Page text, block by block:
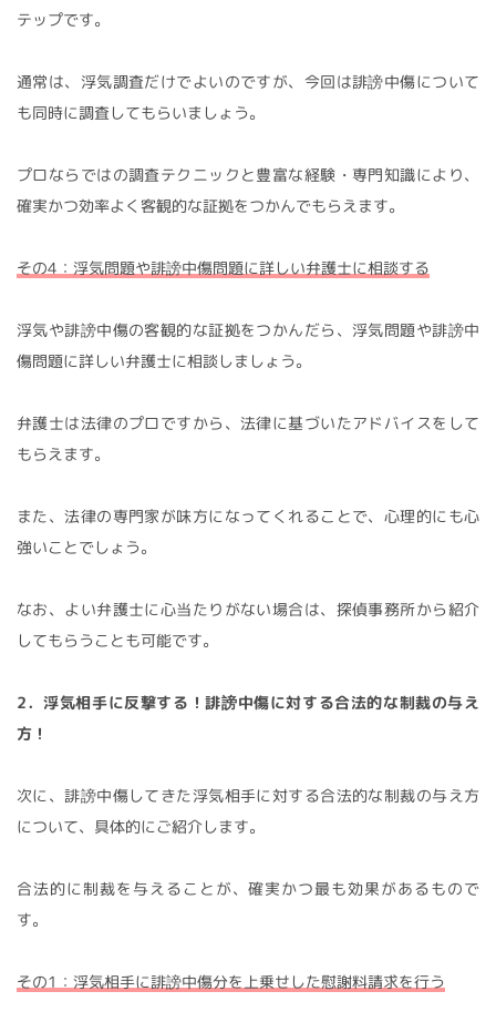
テップです。
通常は、浮気調査だけでよいのですが、今回は誹謗中傷について
も同時に調査してもらいましょう。
プロならではの調査テクニックと豊富な経験・専門知識により、
確実かつ効率よく客観的な証拠をつかんでもらえます。
その4：浮気問題や誹謗中傷問題に詳しい弁護士に相談する
浮気や誹謗中傷の客観的な証拠をつかんだら、浮気問題や誹謗中
傷問題に詳しい弁護士に相談しましょう。
弁護士は法律のプロですから、法律に基づいたアドバイスをして
もらえます。
また、法律の専門家が味方になってくれることで、心理的にも心
強いことでしょう。
なお、よい弁護士に心当たりがない場合は、探偵事務所から紹介
してもらうことも可能です。
2．浮気相手に反撃する！誹謗中傷に対する合法的な制裁の与え
方！
次に、誹謗中傷してきた浮気相手に対する合法的な制裁の与え方
について、具体的にご紹介します。
合法的に制裁を与えることが、確実かつ最も効果があるもので
す。
その1：浮気相手に誹謗中傷分を上乗せした慰謝料請求を行う